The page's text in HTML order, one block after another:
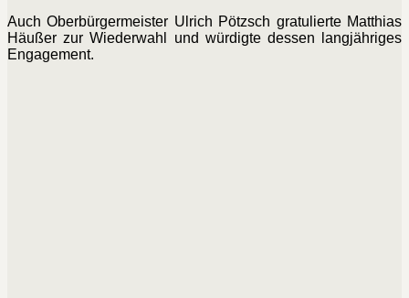
Auch Oberbürgermeister Ulrich Pötzsch gratulierte Matthias
Häußer zur Wiederwahl und würdigte dessen langjähriges
Engagement.